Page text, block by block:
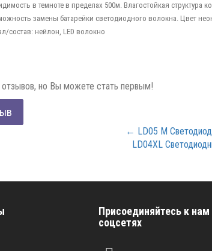
в темноте в пределах 500м. Влагостойкая структура
замены батарейки светодиодного волокна. Цвет
состав: нейлон, LED волокно
отзывов, но Вы можете стать первым!
← LD05 M
LD04XL
Присоединяйтесь к нам
соцсетях